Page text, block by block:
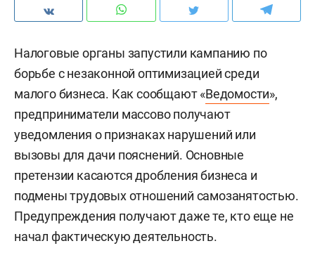
Налоговые органы запустили кампанию по
борьбе с незаконной оптимизацией среди
малого бизнеса. Как сообщают «Ведомости»,
предприниматели массово получают
уведомления о признаках нарушений или
вызовы для дачи пояснений. Основные
претензии касаются дробления бизнеса и
подмены трудовых отношений самозанятостью.
Предупреждения получают даже те, кто еще не
начал фактическую деятельность.